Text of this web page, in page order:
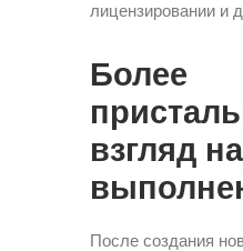
лицензировании и
Более
взгляд
После создания